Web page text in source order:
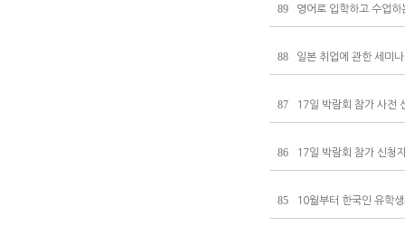
89 영어로 입학하고 수업
88 일본 취업에 관한 세미
87 17일 박람회 참가 사전
86 17일 박람회 참가 신청
85 10월부터 한국인 유학